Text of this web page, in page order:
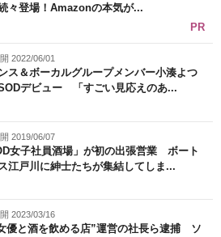
々登場！Amazonの本気が...
PR
2022/06/01
ス＆ボーカルグループメンバー小湊よつ
デビュー 「すごい見応えのあ...
2019/06/07
女子社員酒場」が初の出張営業 ボート
江戸川に紳士たちが集結してしま...
2023/03/16
優と酒を飲める店”運営の社長ら逮捕 ソ